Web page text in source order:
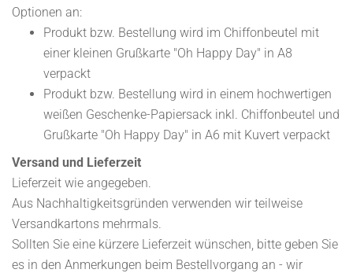
Optionen an:
Produkt bzw. Bestellung wird im Chiffonbeutel mit
einer kleinen Grußkarte "Oh Happy Day" in A8
verpackt
Produkt bzw. Bestellung wird in einem hochwertigen
weißen Geschenke-Papiersack inkl. Chiffonbeutel und
Grußkarte "Oh Happy Day" in A6 mit Kuvert verpackt
Versand und Lieferzeit
Lieferzeit wie angegeben.
Aus Nachhaltigkeitsgründen verwenden wir teilweise
Versandkartons mehrmals.
Sollten Sie eine kürzere Lieferzeit wünschen, bitte geben Sie
es in den Anmerkungen beim Bestellvorgang an - wir